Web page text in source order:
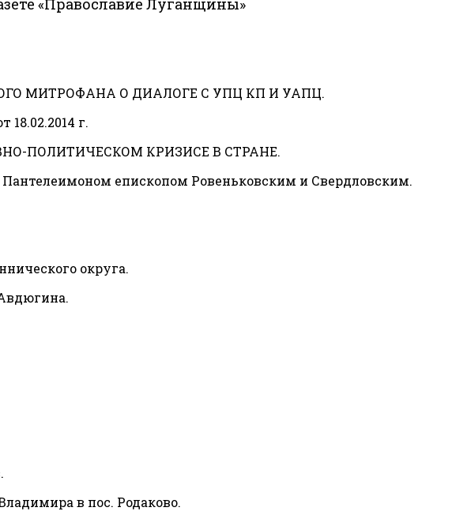
«Православие Луганщины»
МИТРОФАНА О ДИАЛОГЕ С УПЦ КП И УАПЦ.
г.
ПОЛИТИЧЕСКОМ КРИЗИСЕ В СТРАНЕ.
епископом Ровеньковским и Свердловским.
округа.
в пос. Родаково.